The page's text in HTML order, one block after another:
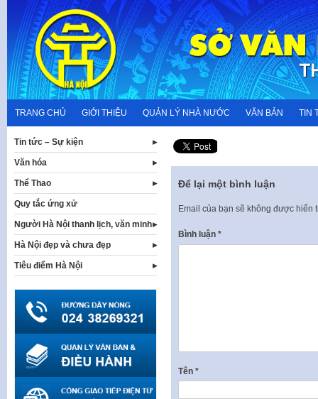
content
TRANG CHỦ GIỚI THIỆU QUẢN LÝ NHÀ NƯỚC VĂN BẢN TIN
Để lại một bình luận
Email của bạn sẽ không được hiển
Bình luận *
Tên *
Tin tức – Sự kiện
Văn hóa
Thể Thao
Quy tắc ứng xử
Người Hà Nội thanh lịch, văn minh
Hà Nội đẹp và chưa đẹp
Tiêu điểm Hà Nội